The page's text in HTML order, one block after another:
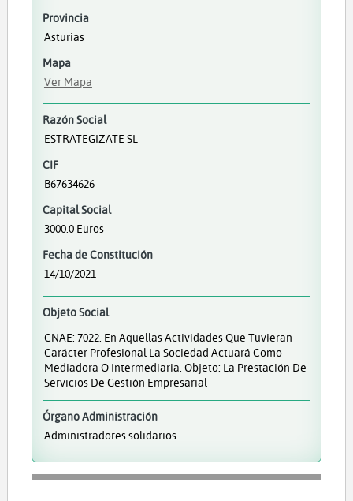
Provincia
Asturias
Mapa
Ver Mapa
Razón Social
ESTRATEGIZATE SL
CIF
B67634626
Capital Social
3000.0 Euros
Fecha de Constitución
14/10/2021
Objeto Social
CNAE: 7022. En Aquellas Actividades Que Tuvieran
Carácter Profesional La Sociedad Actuará Como
Mediadora O Intermediaria. Objeto: La Prestación De
Servicios De Gestión Empresarial
Órgano Administración
Administradores solidarios